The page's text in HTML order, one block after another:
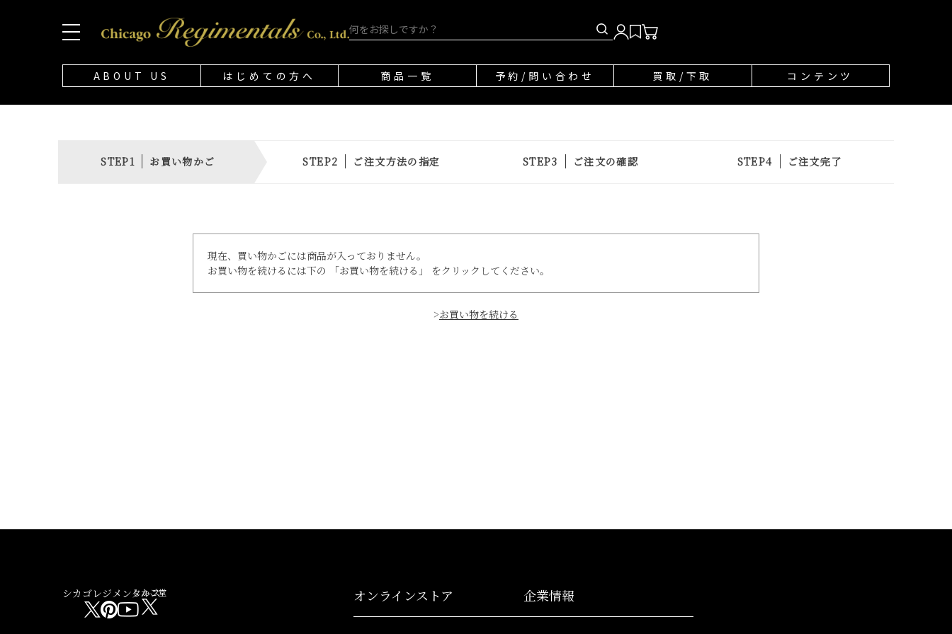
ABOUT US はじめての方へ 商品一覧 予約/問い合わせ 買取/下取 コンテンツ
お買い物かご ご注文方法の指定 ご注文の確認 ご注文完了
現在、買い物かごには商品が入っておりません。
お買い物を続けるには下の 「お買い物を続ける」 をクリックしてください。
>
シカゴレジメンタルス
しかご堂 オンラインストア 企業情報